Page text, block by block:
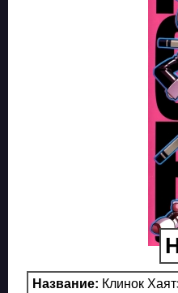
Название: Клинок